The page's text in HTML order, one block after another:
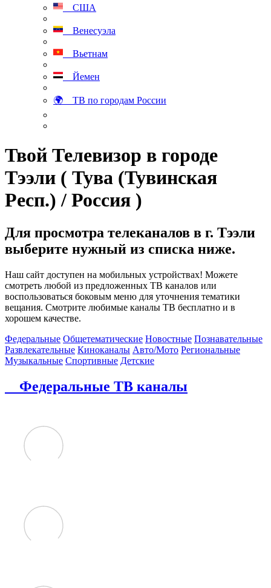
США
Венесуэла
Вьетнам
Йемен
🌍 ТВ по городам России
Твой Телевизор в городе
Тээли ( Тува (Тувинская
Респ.) / Россия )
Для просмотра телеканалов в г. Тээли
выберите нужный из списка ниже.
Наш сайт доступен на мобильных устройствах! Можете
смотреть любой из предложенных ТВ каналов или
воспользоваться боковым меню для уточнения тематики
вещания. Смотрите любимые каналы ТВ бесплатно и в
хорошем качестве.
Федеральные Общетематические Новостные Познавательные
Развлекательные Киноканалы Авто/Мото Региональные
Музыкальные Спортивные Детские
Федеральные ТВ каналы